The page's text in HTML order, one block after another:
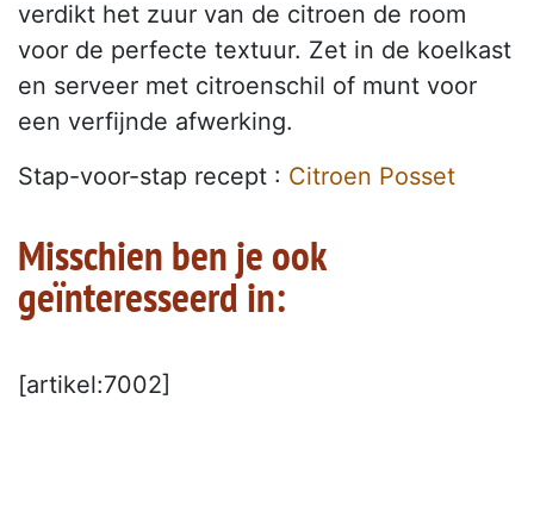
verdikt het zuur van de citroen de room
voor de perfecte textuur. Zet in de koelkast
en serveer met citroenschil of munt voor
een verfijnde afwerking.
Stap-voor-stap recept : Citroen Posset
Misschien ben je ook
geïnteresseerd in:
[artikel:7002]